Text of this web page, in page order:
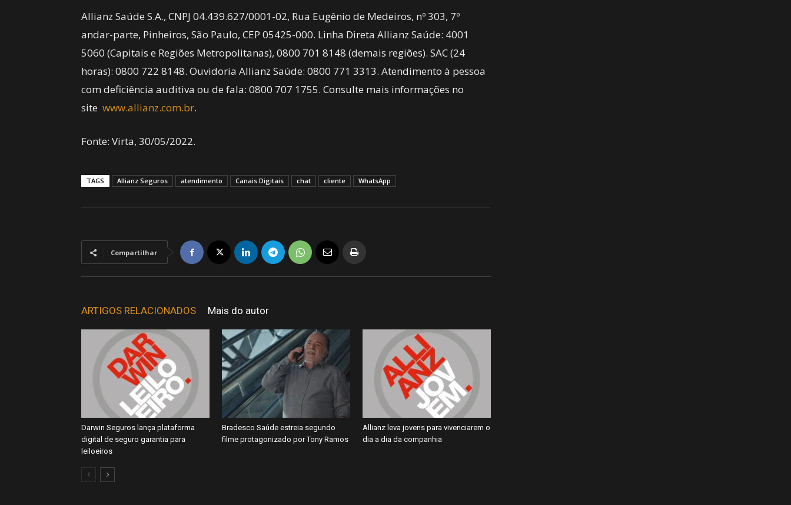
Allianz Saúde S.A., CNPJ 04.439.627/0001-02, Rua Eugênio de Medeiros, nº 303, 7º
andar-parte, Pinheiros, São Paulo, CEP 05425-000. Linha Direta Allianz Saúde: 4001
5060 (Capitais e Regiões Metropolitanas), 0800 701 8148 (demais regiões). SAC (24
horas): 0800 722 8148. Ouvidoria Allianz Saúde: 0800 771 3313. Atendimento à pessoa
com deficiência auditiva ou de fala: 0800 707 1755. Consulte mais informações no
site www.allianz.com.br.
Fonte: Virta, 30/05/2022.
TAGS Allianz Seguros atendimento Canais Digitais chat cliente WhatsApp
Compartilhar
ARTIGOS RELACIONADOS Mais do autor
Darwin Seguros lança plataforma
digital de seguro garantia para
leiloeiros
Bradesco Saúde estreia segundo
filme protagonizado por Tony Ramos
Allianz leva jovens para vivenciarem o
dia a dia da companhia